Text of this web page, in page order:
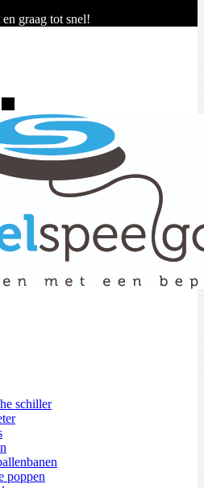
graag tot snel!
schiller
poppen